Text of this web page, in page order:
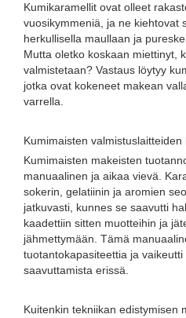
Kumikaramellit ovat olleet
vuosikymmeniä, ja ne kiehtovat
herkullisella maullaan ja
Mutta oletko koskaan miettinyt,
valmistetaan? Vastaus löytyy
jotka ovat kokeneet makean
varrella.
Kumimaisten valmistuslaitteiden
Kumimaisten makeisten
manuaalinen ja aikaa vievä.
sokerin, gelatiinin ja aromien
jatkuvasti, kunnes se saavutti
kaadettiin sitten muotteihin ja
jähmettymään. Tämä
tuotantokapasiteettia ja
saavuttamista erissä.
Kuitenkin tekniikan edistymisen